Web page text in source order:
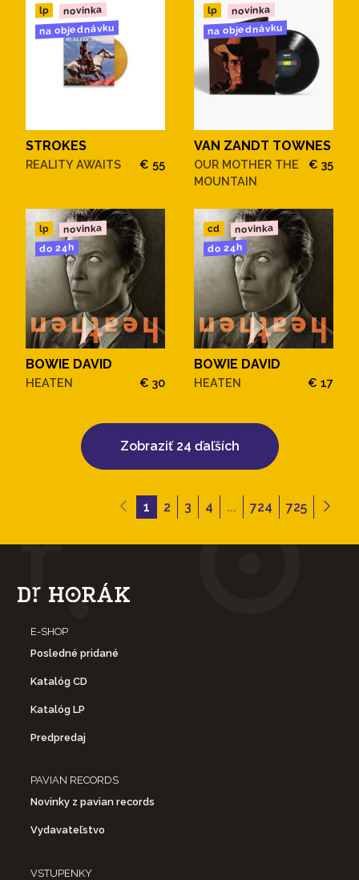
lp novinka
na objednávku
STROKES
REALITY AWAITS € 55
lp novinka
na objednávku
VAN ZANDT TOWNES
OUR MOTHER THE
MOUNTAIN
€ 35
lp novinka
do 24h
BOWIE DAVID
HEATEN € 30
cd novinka
do 24h
BOWIE DAVID
HEATEN € 17
Zobraziť 24 ďaľších
1 2 3 4 ... 724 725
E-SHOP
Posledné pridané
Katalóg CD
Katalóg LP
Predpredaj
PAVIAN RECORDS
Novinky z pavian records
Vydavateľstvo
VSTUPENKY